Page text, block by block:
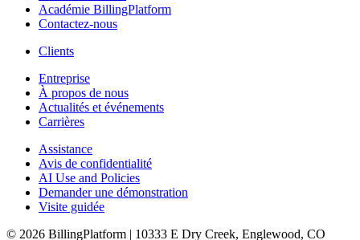
Académie BillingPlatform
Contactez-nous
Clients
Entreprise
À propos de nous
Actualités et événements
Carrières
Assistance
Avis de confidentialité
AI Use and Policies
Demander une démonstration
Visite guidée
© 2026 BillingPlatform | 10333 E Dry Creek, Englewood, CO